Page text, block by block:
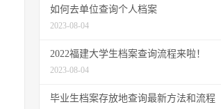
如何去单位查询个人档案
2023-08-04
2022福建大学生档案查询流程来啦！
2023-08-04
毕业生档案存放地查询最新方法和流程